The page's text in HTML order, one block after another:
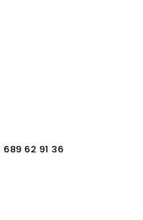
689 62 91 36